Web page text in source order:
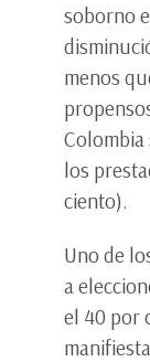
soborno
menos
los
ciento).
Uno de
a
el 40 por